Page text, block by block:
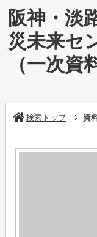
阪神・淡
災未来セ
（一次資
検索トップ 資